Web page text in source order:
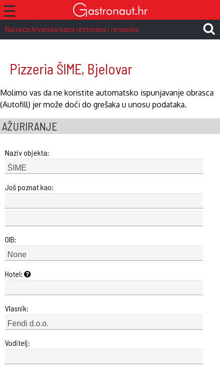
☰
Najveća hrvatska baza restorana i recepata
Pizzeria ŠIME, Bjelovar
Molimo vas da ne koristite automatsko ispunjavanje obrasca
(Autofill) jer može doći do grešaka u unosu podataka.
AŽURIRANJE
Naziv objekta:
Još poznat kao:
OIB:
Hotel:
Vlasnik:
Voditelj: